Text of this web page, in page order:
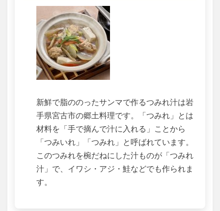
新鮮で脂ののったサンマで作るつみれ汁は岩
手県宮古市の郷土料理です。「つみれ」とは
材料を「手で摘んで汁に入れる」ことから
「つみいれ」「つみれ」と呼ばれています。
このつみれを椀だねにした汁ものが「つみれ
汁」で、イワシ・アジ・鮭などでも作られま
す。